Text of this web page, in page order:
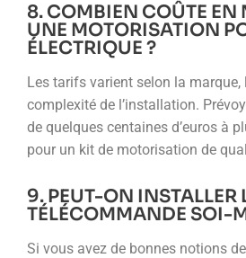
8. COMBIEN COÛTE EN
UNE MOTORISATION
ÉLECTRIQUE ?
Les tarifs varient selon la marque,
complexité de l’installation.
de quelques centaines d’euros à
pour un kit de motorisation de
9. PEUT-ON INSTALLER
TÉLÉCOMMANDE SOI-
Si vous avez de bonnes notions